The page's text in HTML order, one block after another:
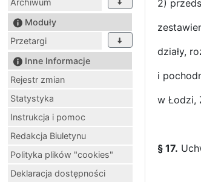
Moduły
Przetargi
Inne Informacje
Rejestr zmian
Statystyka
Instrukcja i pomoc
Redakcja Biuletynu
Polityka plików "cookies"
Deklaracja dostępności
2)
działy,
i
w Łodzi,
§ 17.